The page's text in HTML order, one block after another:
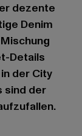
dezente
Denim
Details
der City
sind der